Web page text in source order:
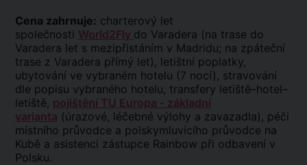
Cena zahrnuje: charterový let
společnosti World2Fly do Varadera (na trase do
Varadera let s mezipřistáním v Madridu; na zpáteční
trase z Varadera přímý let), letištní poplatky,
ubytování ve vybraném hotelu (7 nocí), stravování
dle popisu vybraného hotelu, transfery letiště–hotel–
letiště, pojištění TU Europa - základní
varianta (úrazové, léčebné výlohy a zavazadla), péči
místního průvodce a polskymluvícího průvodce na
Kubě a asistenci zástupce Rainbow při odbavení v
Polsku.